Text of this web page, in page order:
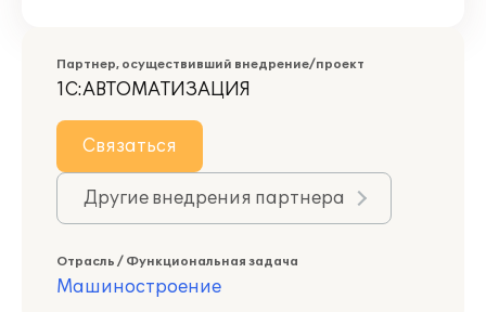
Партнер, осуществивший внедрение/проект
1С:АВТОМАТИЗАЦИЯ
Связаться
Другие внедрения партнера
Отрасль / Функциональная задача
Машиностроение